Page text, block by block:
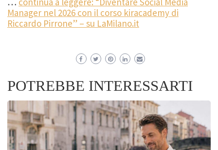
Manager nel 2026 con il corso kiracademy di
Riccardo Pirrone” – su LaMilano.it
POTREBBE INTERESSARTI